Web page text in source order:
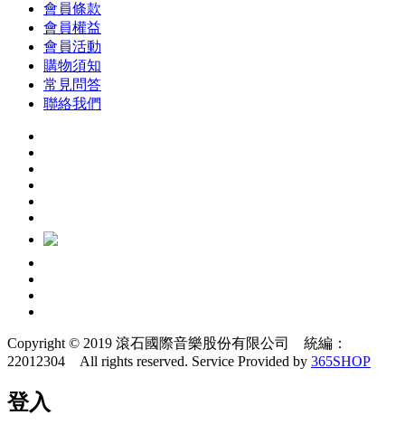
會員條款
會員權益
會員活動
購物須知
常見問答
聯絡我們
Copyright © 2019 滾石國際音樂股份有限公司 統編：
22012304 All rights reserved. Service Provided by 365SHOP
登入